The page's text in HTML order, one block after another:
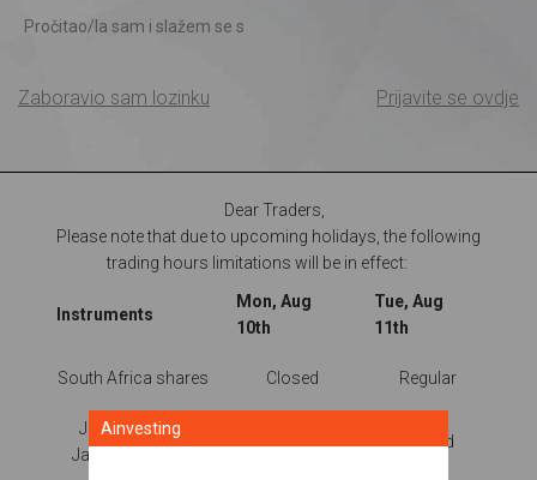
Pročitao/la sam i slažem se s
Zaboravio sam lozinku Prijavite se ovdje
Dear Traders,
Please note that due to upcoming holidays, the following
trading hours limitations will be in effect:
Instruments
Mon, Aug
10th
Tue, Aug
11th
South Africa shares Closed Regular
Japan Shares,
Japan 225 Cash
Closed
Ainvesting